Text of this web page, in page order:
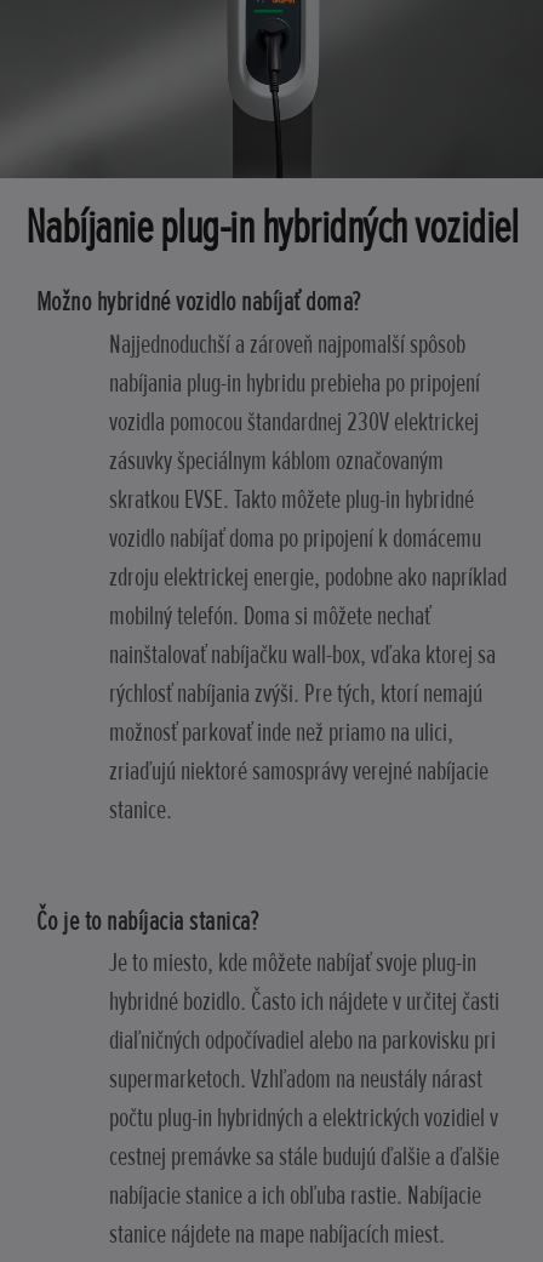
Nabíjanie plug-in hybridných vozidiel
Možno hybridné vozidlo nabíjať doma?
Najjednoduchší a zároveň najpomalší spôsob
nabíjania plug-in hybridu prebieha po pripojení
vozidla pomocou štandardnej 230V elektrickej
zásuvky špeciálnym káblom označovaným
skratkou EVSE. Takto môžete plug-in hybridné
vozidlo nabíjať doma po pripojení k domácemu
zdroju elektrickej energie, podobne ako napríklad
mobilný telefón. Doma si môžete nechať
nainštalovať nabíjačku wall-box, vďaka ktorej sa
rýchlosť nabíjania zvýši. Pre tých, ktorí nemajú
možnosť parkovať inde než priamo na ulici,
zriaďujú niektoré samosprávy verejné nabíjacie
stanice.
Čo je to nabíjacia stanica?
Je to miesto, kde môžete nabíjať svoje plug-in
hybridné bozidlo. Často ich nájdete v určitej časti
diaľničných odpočívadiel alebo na parkovisku pri
supermarketoch. Vzhľadom na neustály nárast
počtu plug-in hybridných a elektrických vozidiel v
cestnej premávke sa stále budujú ďalšie a ďalšie
nabíjacie stanice a ich obľuba rastie. Nabíjacie
stanice nájdete na mape nabíjacích miest.